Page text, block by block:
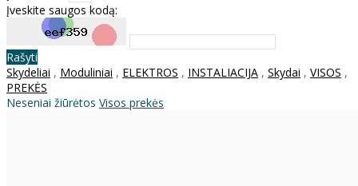
Įveskite saugos kodą:
Rašyti
Skydeliai , Moduliniai , ELEKTROS , INSTALIACIJA , Skydai , VISOS ,
PREKĖS
Neseniai žiūrėtos Visos prekės